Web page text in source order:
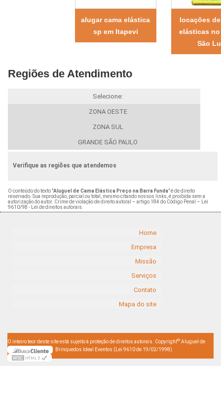
alugar cama elástica
sp em Itapevi
locações
elásticas
São
Regiões de Atendimento
Selecione:
ZONA OESTE
ZONA SUL
GRANDE SÃO PAULO
Verifique as regiões que atendemos
O conteúdo do texto "Aluguel de Cama Elástica Preço na Barra Funda" é de direito
reservado. Sua reprodução, parcial ou total, mesmo citando nossos links, é proibida sem a
autorização do autor. Crime de violação de direito autoral – artigo 184 do Código Penal –
Lei
9610/98 - Lei de direitos autorais
Home
Empresa
Missão
Serviços
Contato
Mapa do site
O inteiro teor deste site está sujeito à proteção de direitos autorais. Copyright© Aluguel de
Brinquedos Ideal Eventos (Lei 9610 de 19/02/1998)